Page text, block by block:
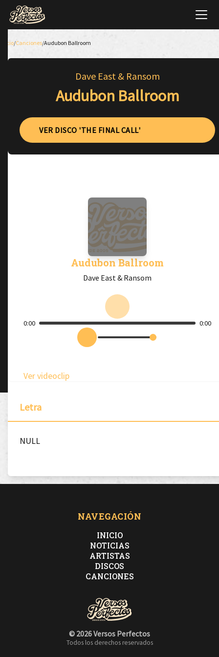
Inicio/Canciones/Audubon Ballroom
Dave East & Ransom
Audubon Ballroom
VER DISCO 'THE FINAL CALL'
Audubon Ballroom
Dave East & Ransom
0:00 0:00
Ver videoclip
Letra
NULL
NAVEGACIÓN
INICIO
NOTICIAS
ARTISTAS
DISCOS
CANCIONES
© 2026 Versos Perfectos
Todos los derechos reservados